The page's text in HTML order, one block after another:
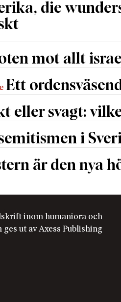
die
mot allt
Ett
eller svagt:
i
är den nya
inom humaniora och
ut av Axess Publishing